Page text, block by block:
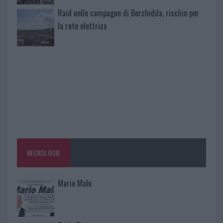
Raid nelle campagne di Berchidda, rischio per
la rete elettrica
NECROLOGIE
Mario Malu